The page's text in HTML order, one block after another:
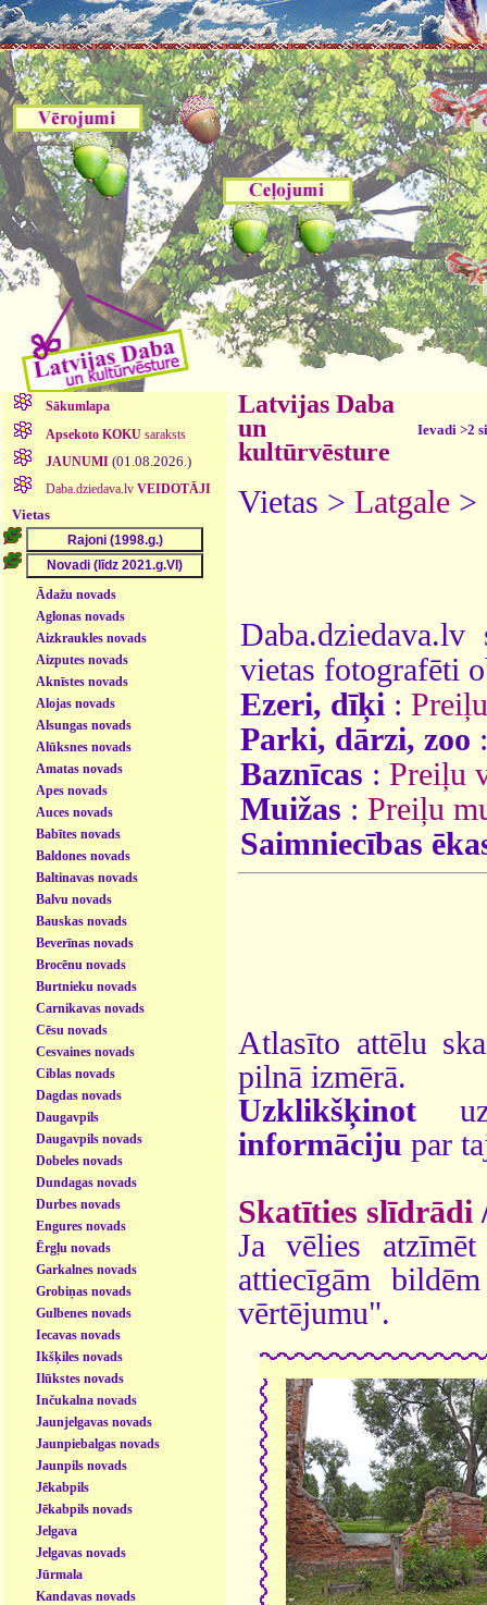
Sākumlapa
Apsekoto KOKUsaraksts
JAUNUMI (01.08.2026.)
Daba.dziedava.lv VEIDOTĀJI
Vietas
Ādažu novads
Aglonas novads
Aizkraukles novads
Aizputes novads
Aknīstes novads
Alojas novads
Alsungas novads
Alūksnes novads
Amatas novads
Apes novads
Auces novads
Babītes novads
Baldones novads
Baltinavas novads
Balvu novads
Bauskas novads
Beverīnas novads
Brocēnu novads
Burtnieku novads
Carnikavas novads
Cēsu novads
Cesvaines novads
Ciblas novads
Dagdas novads
Daugavpils
Daugavpils novads
Dobeles novads
Dundagas novads
Durbes novads
Engures novads
Ērgļu novads
Garkalnes novads
Grobiņas novads
Gulbenes novads
Iecavas novads
Ikšķiles novads
Ilūkstes novads
Inčukalna novads
Jaunjelgavas novads
Jaunpiebalgas novads
Jaunpils novads
Jēkabpils
Jēkabpils novads
Jelgava
Jelgavas novads
Jūrmala
Kandavas novads
Latvijas Daba
un
kultūrvēsture
Ievadi >2
Vietas > Latgale >
vietas fotografēti
Ezeri, dīķi :
Parki, dārzi, zoo
Baznīcas : Preiļu
Muižas : Preiļu
Saimniecības
Atlasīto attēlu
pilnā izmērā.
Uzklikšķinot
informāciju par
Skatīties slīdrādi
Ja vēlies
attiecīgām
vērtējumu".